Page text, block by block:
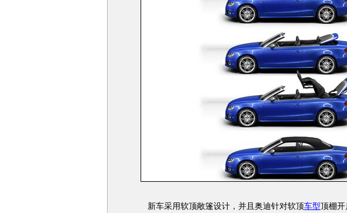
新车采用软顶敞篷设计，并且奥迪针对软顶车型顶棚开